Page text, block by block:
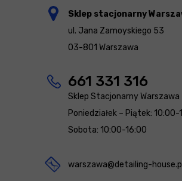
Sklep stacjonarny
ul. Jana Zamoyskiego 53
03-801 Warszawa
661 331 316
Sklep Stacjonarny Warszawa
Poniedziałek – Piątek: 10:00-
Sobota: 10:00-16:00
warszawa@detailing-house.pl